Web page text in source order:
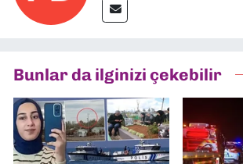
Bunlar da ilginizi çekebilir